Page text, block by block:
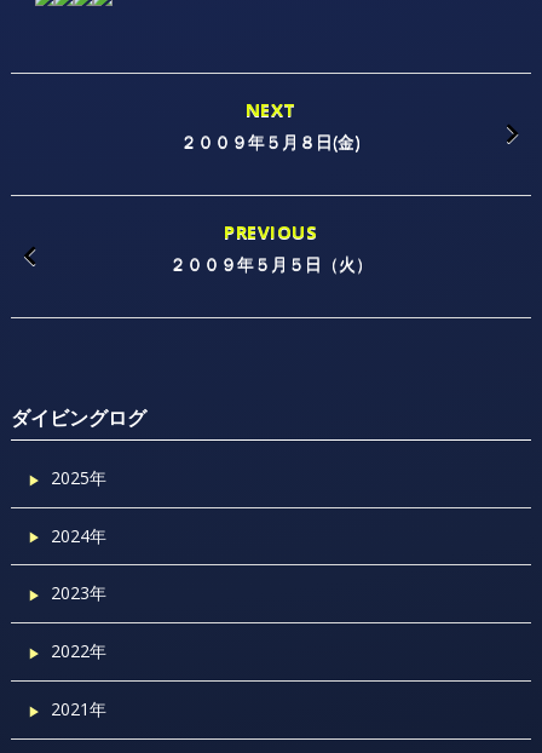
NEXT
２００９年５月８日(金)
PREVIOUS
２００９年５月５日（火）
ダイビングログ
2025年
2024年
2023年
2022年
2021年